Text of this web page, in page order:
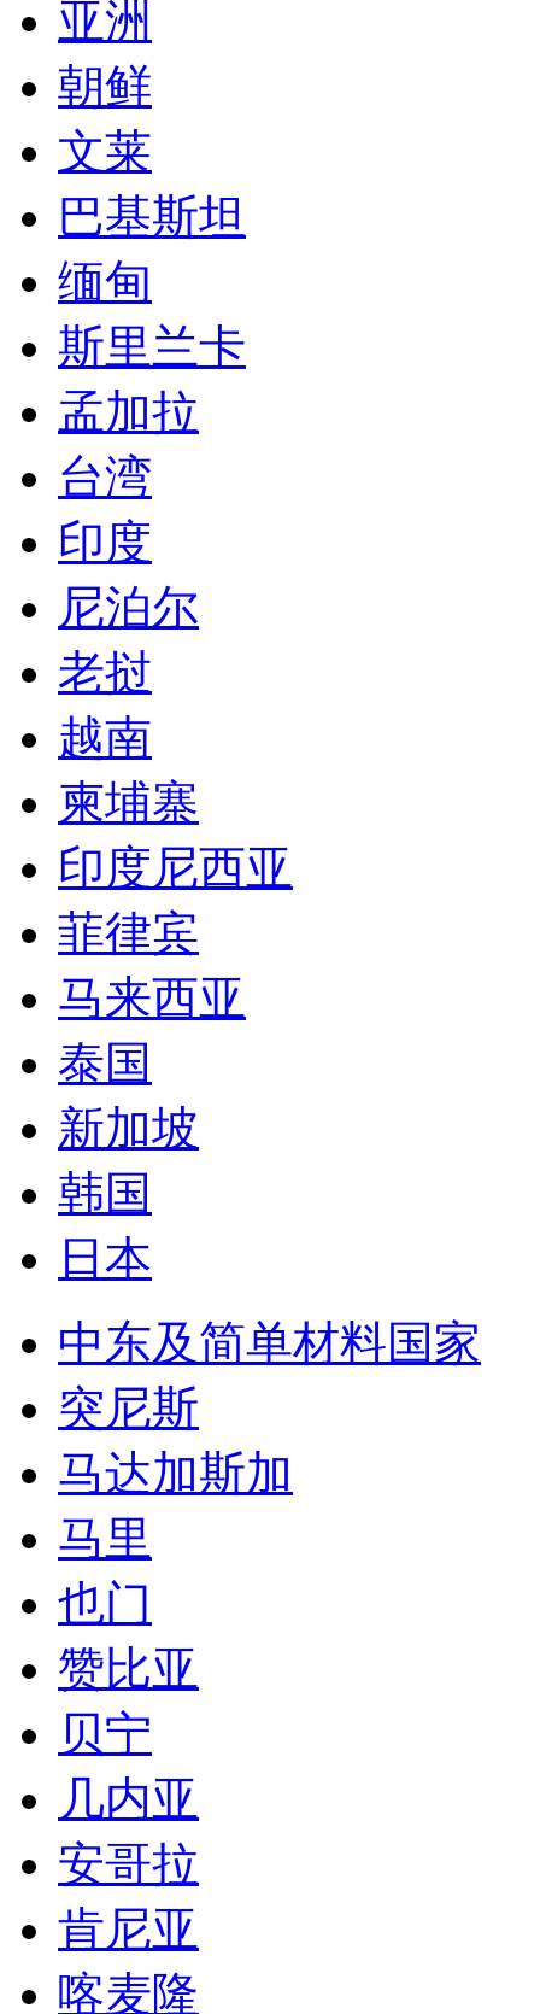
斯里兰卡
孟加拉
台湾
印度
尼泊尔
老挝
越南
柬埔寨
印度尼西亚
菲律宾
马来西亚
泰国
新加坡
韩国
日本
中东及简单材料国家
突尼斯
马达加斯加
马里
也门
赞比亚
贝宁
几内亚
安哥拉
肯尼亚
喀麦隆
乌干达
刚果金
莫桑比克
卡塔尔
坦桑尼亚